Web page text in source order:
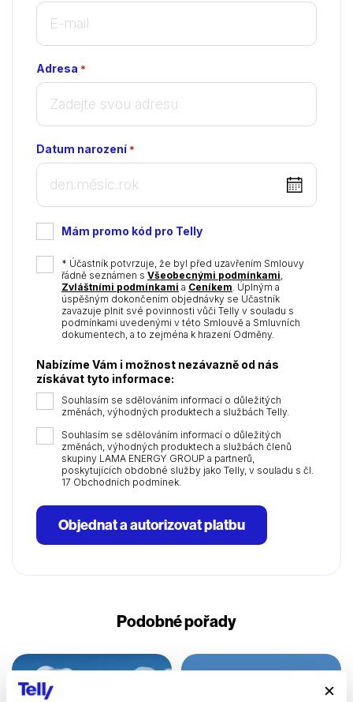
Adresa *
Datum narození *
DD
dot
MM
dot
YYYY
Mám promo kód pro Telly
* Účastník potvrzuje, že byl před uzavřením Smlouvy
řádně seznámen s Všeobecnými podmínkami,
Zvláštními podmínkami a Ceníkem. Úplným a
úspěšným dokončením objednávky se Účastník
zavazuje plnit své povinnosti vůči Telly v souladu s
podmínkami uvedenými v této Smlouvě a Smluvních
dokumentech, a to zejména k hrazení Odměny.
Nabízíme Vám i možnost nezávazně od nás
získávat tyto informace:
Souhlasím se sdělováním informací o důležitých
změnách, výhodných produktech a službách Telly.
Souhlasím se sdělováním informací o důležitých
změnách, výhodných produktech a službách členů
skupiny LAMA ENERGY GROUP a partnerů,
poskytujících obdobné služby jako Telly, v souladu s čl.
17 Obchodních podmínek.
Objednat a autorizovat platbu
Podobné pořady